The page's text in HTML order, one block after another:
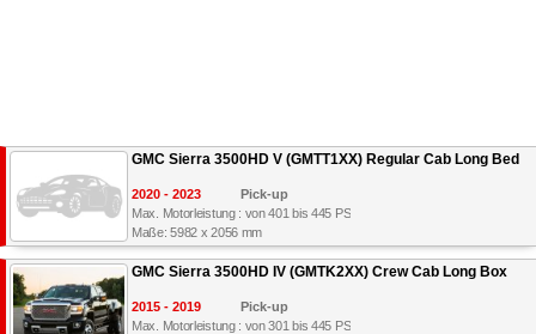
GMC Sierra 3500HD V (GMTT1XX) Regular Cab Long Bed
2020 - 2023
Pick-up
Max. Motorleistung : von 401 bis 445 PS
Maße: 5982 x 2056 mm
GMC Sierra 3500HD IV (GMTK2XX) Crew Cab Long Box
2015 - 2019
Pick-up
Max. Motorleistung : von 301 bis 445 PS